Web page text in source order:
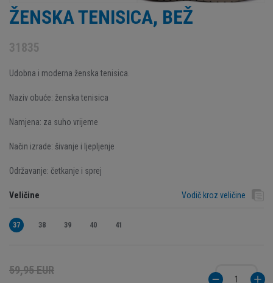
ŽENSKA TENISICA, BEŽ
31835
Udobna i moderna ženska tenisica.
Naziv obuće: ženska tenisica
Namjena: za suho vrijeme
Način izrade: šivanje i ljepljenje
Održavanje: četkanje i sprej
Veličine Vodič kroz veličine
37 38 39 40 41
59,95 EUR